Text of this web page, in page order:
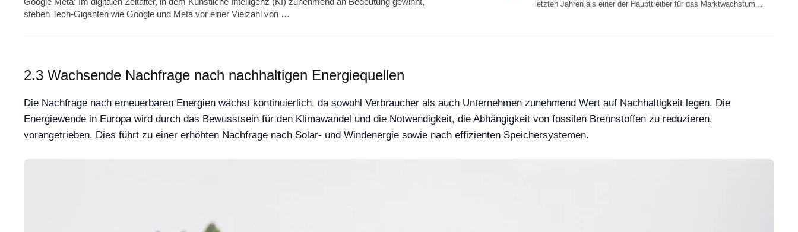
stehen Tech-Giganten wie Google und Meta vor einer Vielzahl von …
letzten Jahren als einer der Haupttreiber für das Marktwachstum …
2.3 Wachsende Nachfrage nach nachhaltigen Energiequellen
Die Nachfrage nach erneuerbaren Energien wächst kontinuierlich, da sowohl Verbraucher als auch Unternehmen zunehmend Wert auf Nachhaltigkeit legen. Die
Energiewende in Europa wird durch das Bewusstsein für den Klimawandel und die Notwendigkeit, die Abhängigkeit von fossilen Brennstoffen zu reduzieren,
vorangetrieben. Dies führt zu einer erhöhten Nachfrage nach Solar- und Windenergie sowie nach effizienten Speichersystemen.